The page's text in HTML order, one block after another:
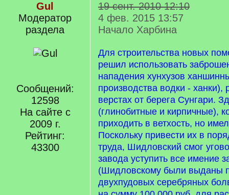
Gul
Модератор
раздела
Сообщений:
12598
На сайте с
2009 г.
Рейтинг:
43300
19 сент. 2010 12:10
4 фев. 2015 13:57
Начало Харбина
Для строительства новых
решил использовать
нападения хунхузов
производства водки -
верстах от берега Сунгари.
(глинобитные и кирпичные),
приходить в ветхость, но
Поскольку привести их в
труда, Шидловский смог
завода уступить все имение
(Шидловскому были выданы
двухпудовых серебряных